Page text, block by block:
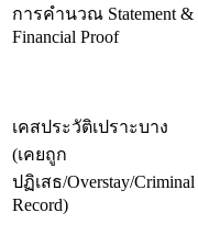
การคำนวณ Statement &
Financial Proof
เคสประวัติเปราะบาง
(เคยถูก
ปฏิเสธ/Overstay/Criminal
Record)